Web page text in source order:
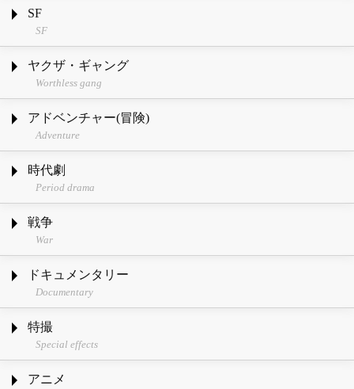
SF
SF
ヤクザ・ギャング
Worthless gang
アドベンチャー(冒険)
Adventure
時代劇
Period drama
戦争
War
ドキュメンタリー
Documentary
特撮
Special effects
アニメ